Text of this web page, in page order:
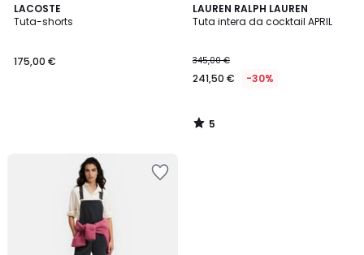
LACOSTE
Tuta-shorts
175,00 €
LAUREN RALPH LAUREN
Tuta intera da cocktail APRIL
345,00 €
241,50 € -30%
5
/
5
/